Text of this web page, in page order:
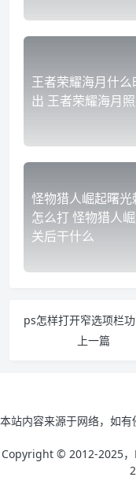
王者荣耀海月什么
出 王者荣耀海月
怪物猎人崛起曙光
怎么打 怪物猎人
关后干什么
上一篇
本站内容来源于网络，如
Copyright © 2012-2025，